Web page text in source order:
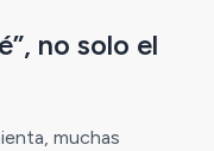
no solo el
muchas